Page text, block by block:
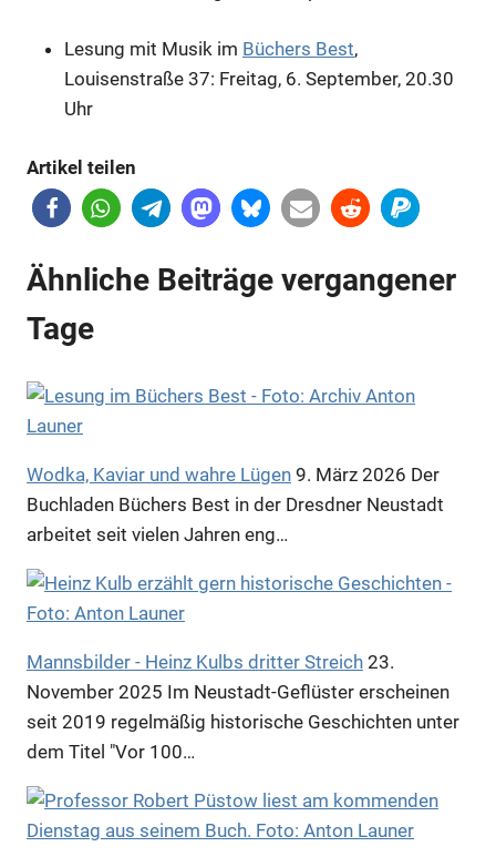
Lesung mit Musik im Büchers Best,
Louisenstraße 37: Freitag, 6. September, 20.30
Uhr
Artikel teilen
Ähnliche Beiträge vergangener
Tage
Wodka, Kaviar und wahre Lügen 9. März 2026 Der
Buchladen Büchers Best in der Dresdner Neustadt
arbeitet seit vielen Jahren eng…
Mannsbilder - Heinz Kulbs dritter Streich 23.
November 2025 Im Neustadt-Geflüster erscheinen
seit 2019 regelmäßig historische Geschichten unter
dem Titel "Vor 100…